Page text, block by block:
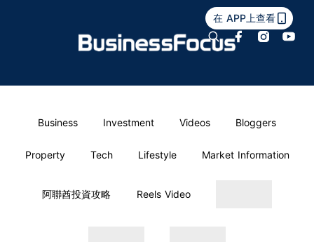
在 APP上查看
Business Investment Videos Bloggers
Property Tech Lifestyle Market Information
阿聯酋投資攻略 Reels Video